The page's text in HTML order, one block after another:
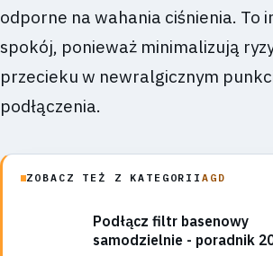
odporne na wahania ciśnienia. To
spokój, ponieważ minimalizują
przecieku w newralgicznym
podłączenia.
ZOBACZ TEŻ Z KATEGORII AGD
Podłącz filtr basenowy
samodzielnie - poradnik